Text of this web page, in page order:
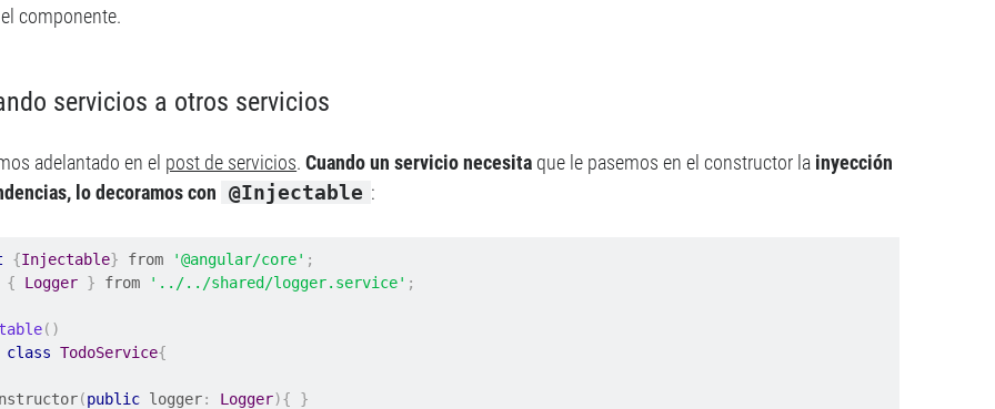
componente.
servicios a otros servicios
adelantado en el post de servicios.Cuando un servicio necesita que le pasemos en el constructor la inyección
lo decoramos con @Injectable :
{Injectable} from '@angular/core' ;
{ Logger } from '../../shared/logger.service' ;
()
class TodoService{
constructor
(public logger: Logger){ }